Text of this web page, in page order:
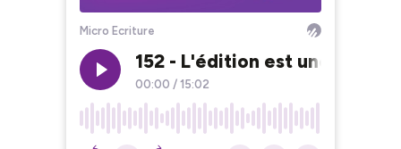
Micro Ecriture
152 - L'édition est une
00:00 / 15:02